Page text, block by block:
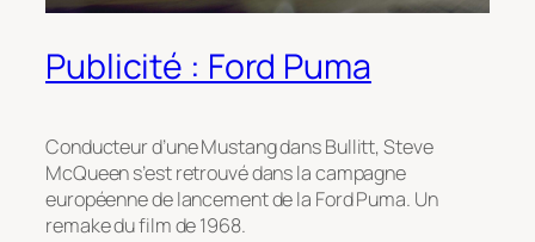
Publicité : Ford Puma
Conducteur d’une Mustang dans Bullitt, Steve
McQueen s’est retrouvé dans la campagne
européenne de lancement de la Ford Puma. Un
remake du film de 1968.